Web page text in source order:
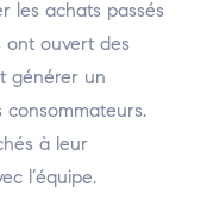
les achats passés
ont ouvert des
générer un
à leur
l’équipe.